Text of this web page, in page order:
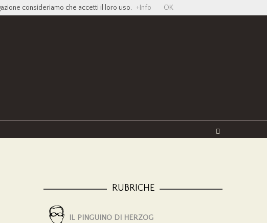
RUBRICHE
IL PINGUINO DI HERZOG
consideriamo che accetti il loro uso. +Info OK